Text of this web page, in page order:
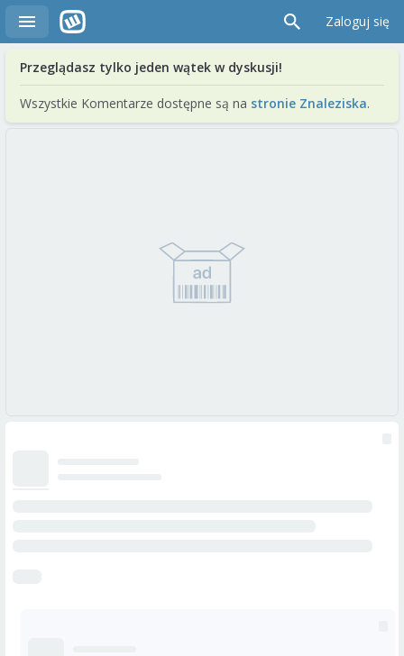
Zaloguj się
Przeglądasz tylko jeden wątek w dyskusji!
Wszystkie Komentarze dostępne są na stronie Znaleziska.